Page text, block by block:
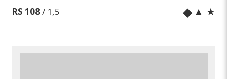
RS 108/ 1,5 ◆ ▲ ★